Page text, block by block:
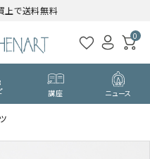
上で送料無料
0
講座 ニュース